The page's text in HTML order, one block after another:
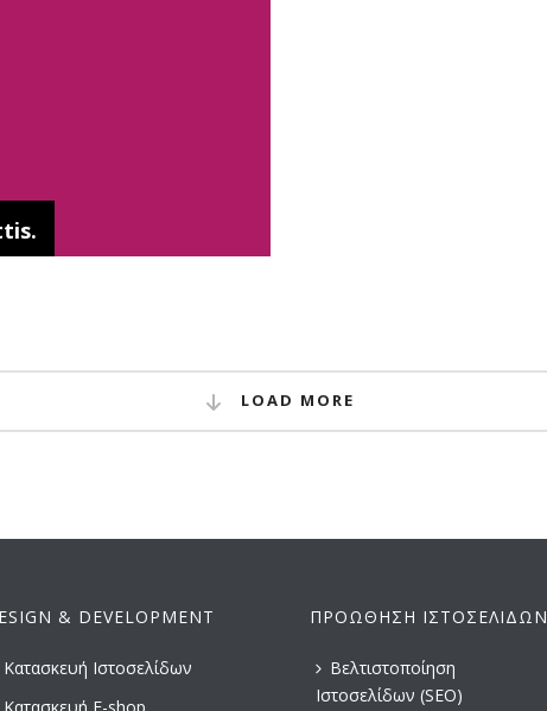
LOAD MORE
& DEVELOPMENT
Κατασκευή Ιστοσελίδων
Κατασκευή E-shop
ΠΡΟΏΘΗΣΗ ΙΣΤΟΣΕΛΊΔΩΝ
Βελτιστοποίηση
Ιστοσελίδων (SEO)